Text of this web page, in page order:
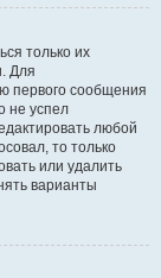
только их
Для
первого сообщения
не успел
любой
то только
или удалить
варианты